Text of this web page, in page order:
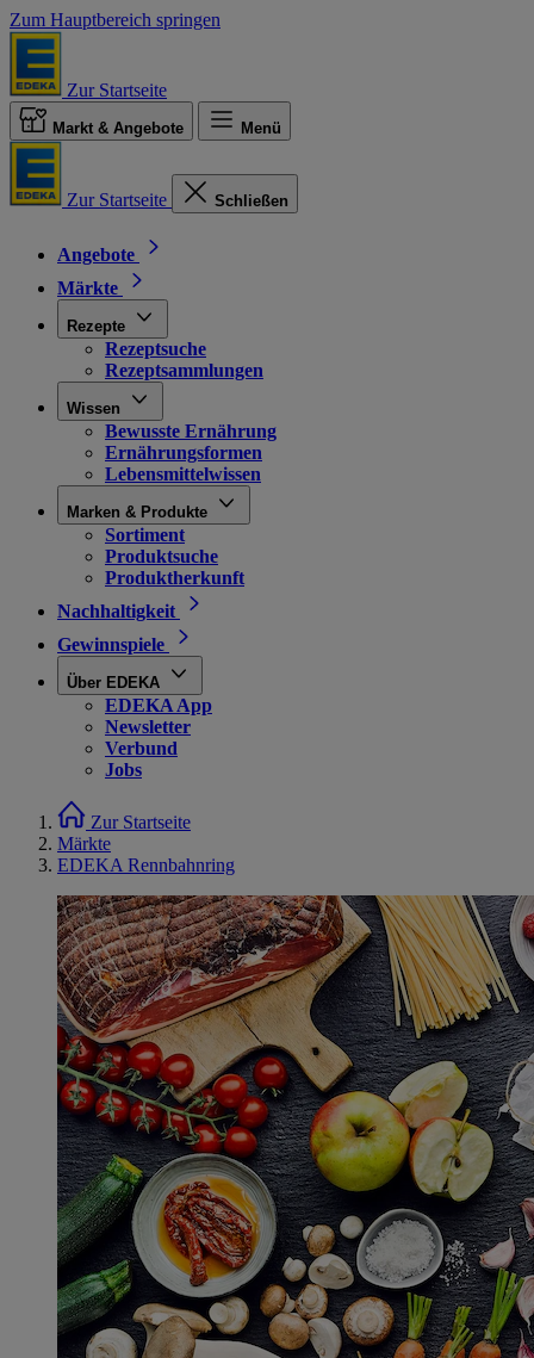
Zum Hauptbereich springen
Zur Startseite
Markt & Angebote Menü
Zur Startseite Schließen
Angebote
Märkte
Rezepte
Rezeptsuche
Rezeptsammlungen
Wissen
Bewusste Ernährung
Ernährungsformen
Lebensmittelwissen
Marken & Produkte
Sortiment
Produktsuche
Produktherkunft
Nachhaltigkeit
Gewinnspiele
Über EDEKA
EDEKA App
Newsletter
Verbund
Jobs
Zur Startseite
Märkte
EDEKA Rennbahnring